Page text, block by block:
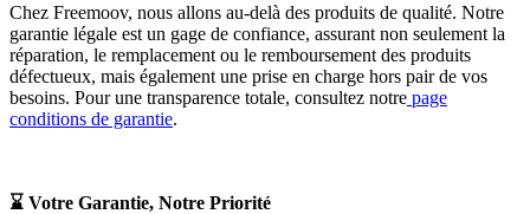
Chez Freemoov, nous allons au-delà des produits de qualité. Notre
garantie légale est un gage de confiance, assurant non seulement la
réparation, le remplacement ou le remboursement des produits
défectueux, mais également une prise en charge hors pair de vos
besoins. Pour une transparence totale, consultez notre page
conditions de garantie.
⌛ Votre Garantie, Notre Priorité